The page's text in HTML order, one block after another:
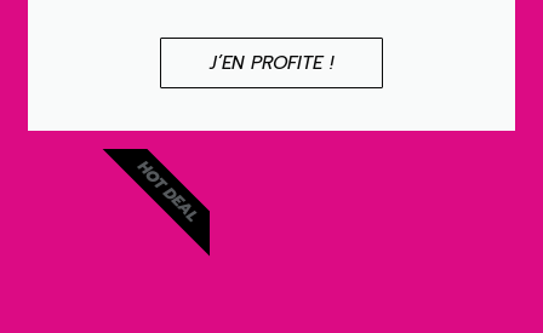
J’EN PROFITE !
HOT DEAL